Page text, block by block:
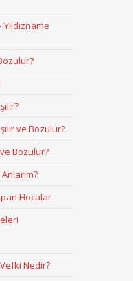
ve Bozulur?
ve Bozulur?
Hocalar
Vefki Nedir?